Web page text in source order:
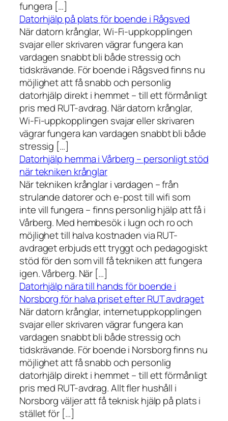
fungera […]
Datorhjälp på plats för boende i Rågsved
När datorn krånglar, Wi-Fi-uppkopplingen
svajar eller skrivaren vägrar fungera kan
vardagen snabbt bli både stressig och
tidskrävande. För boende i Rågsved finns nu
möjlighet att få snabb och personlig
datorhjälp direkt i hemmet – till ett förmånligt
pris med RUT-avdrag. När datorn krånglar,
Wi-Fi-uppkopplingen svajar eller skrivaren
vägrar fungera kan vardagen snabbt bli både
stressig […]
Datorhjälp hemma i Vårberg – personligt stöd
när tekniken krånglar
När tekniken krånglar i vardagen – från
strulande datorer och e-post till wifi som
inte vill fungera – finns personlig hjälp att få i
Vårberg. Med hembesök i lugn och ro och
möjlighet till halva kostnaden via RUT-
avdraget erbjuds ett tryggt och pedagogiskt
stöd för den som vill få tekniken att fungera
igen. Vårberg. När […]
Datorhjälp nära till hands för boende i
Norsborg för halva priset efter RUT avdraget
När datorn krånglar, internetuppkopplingen
svajar eller skrivaren vägrar fungera kan
vardagen snabbt bli både stressig och
tidskrävande. För boende i Norsborg finns nu
möjlighet att få snabb och personlig
datorhjälp direkt i hemmet – till ett förmånligt
pris med RUT-avdrag. Allt fler hushåll i
Norsborg väljer att få teknisk hjälp på plats i
stället för […]